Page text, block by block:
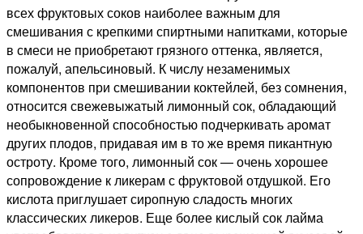
всех фруктовых соков наиболее важным для
смешивания с крепкими спиртными напитками, которые
в смеси не приобретают грязного оттенка, является,
пожалуй, апельсиновый. К числу незаменимых
компонентов при смешивании коктейлей, без сомнения,
относится свежевыжатый лимонный сок, обладающий
необыкновенной способностью подчеркивать аромат
других плодов, придавая им в то же время пикантную
остроту. Кроме того, лимонный сок — очень хорошее
сопровождение к ликерам с фруктовой отдушкой. Его
кислота приглушает сиропную сладость многих
классических ликеров. Еще более кислый сок лайма